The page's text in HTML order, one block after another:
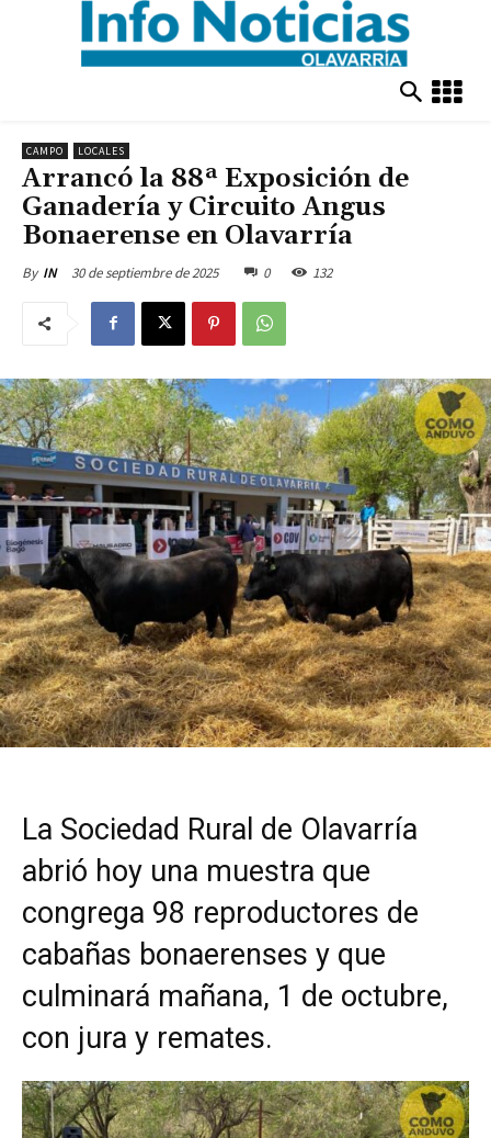
CAMPO LOCALES
Arrancó la 88ª Exposición de
Ganadería y Circuito Angus
Bonaerense en Olavarría
By IN 30 de septiembre de 2025 0 132
La Sociedad Rural de Olavarría
abrió hoy una muestra que
congrega 98 reproductores de
cabañas bonaerenses y que
culminará mañana, 1 de octubre,
con jura y remates.